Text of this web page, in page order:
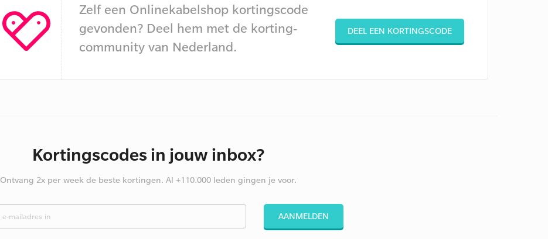
Zelf een Onlinekabelshop kortingscode
gevonden? Deel hem met de korting-
community van Nederland.
DEEL EEN KORTINGSCODE
Kortingscodes in jouw inbox?
Ontvang 2x per week de beste kortingen. Al +110.000 leden gingen je voor.
AANMELDEN